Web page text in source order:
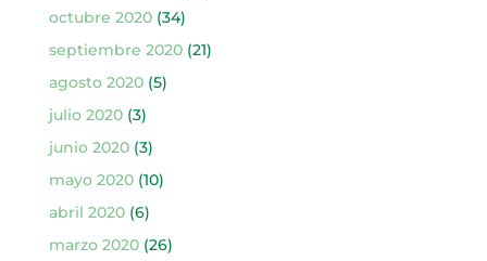
octubre 2020(34)
septiembre 2020(21)
agosto 2020(5)
julio 2020(3)
junio 2020(3)
mayo 2020(10)
abril 2020(6)
marzo 2020(26)